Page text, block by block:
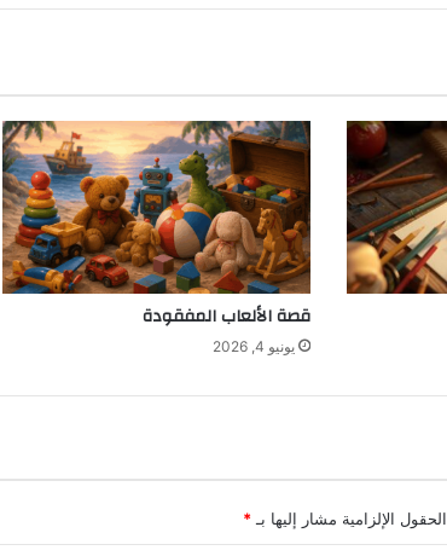
قصة الألعاب المفقودة
يونيو 4, 2026
الحقول الإلزامية مشار إليها بـ*